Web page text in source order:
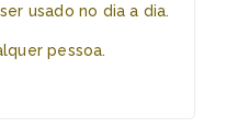
usado no dia a dia.
pessoa.